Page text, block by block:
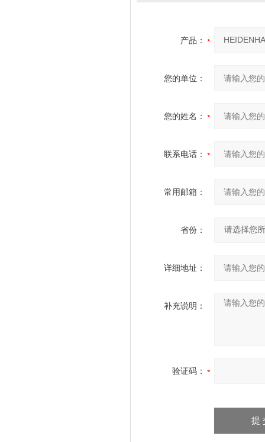
产品：
您的单位：
您的姓名：
联系电话：
常用邮箱：
省份：
详细地址：
补充说明：
验证码：